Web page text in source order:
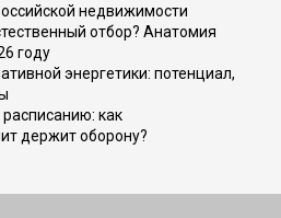
недвижимости
отбор? Анатомия
году
энергетики: потенциал,
как
держит оборону?